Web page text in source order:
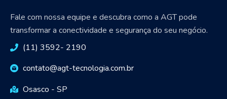
Fale com nossa equipe e descubra como a AGT pode
transformar a conectividade e segurança do seu negócio.
(11) 3592- 2190
contato@agt-tecnologia.com.br
Osasco - SP